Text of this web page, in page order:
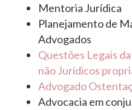
Mentoria Jurídica
Planejamento de
Advogados
Questões Legais
não Jurídicos
Advogado
Advocacia em